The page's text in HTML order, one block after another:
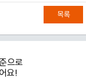
목록
으로
요!